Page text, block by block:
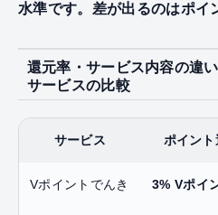
水準です。差が出るのはポイ
還元率・サービス内容の違
サービスの比較
サービス ポイント
Vポイントでんき 3% Vポイ